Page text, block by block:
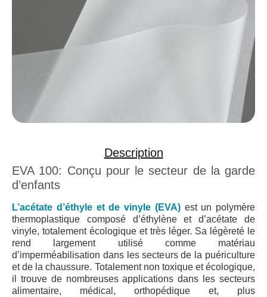
Description
EVA 100: Conçu pour le secteur de la garde
d’enfants
L’acétate d’éthyle et de vinyle (EVA)est un polymère
thermoplastique composé d’éthylène et d’acétate de
vinyle, totalement écologique et très léger. Sa légèreté le
rend largement utilisé comme matériau
d’imperméabilisation dans les secteurs de la puériculture
et de la chaussure. Totalement non toxique et écologique,
il trouve de nombreuses applications dans les secteurs
alimentaire, médical, orthopédique et, plus